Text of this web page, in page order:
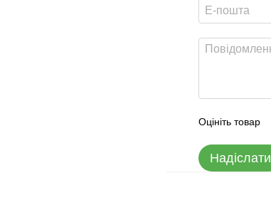
Оцініть товар
Надіслати